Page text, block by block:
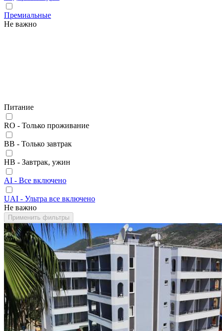
Премиальные
Не важно
Питание
RO - Только проживание
BB - Только завтрак
HB - Завтрак, ужин
AI - Все включено
UAI - Ультра все включено
Не важно
Применить фильтры